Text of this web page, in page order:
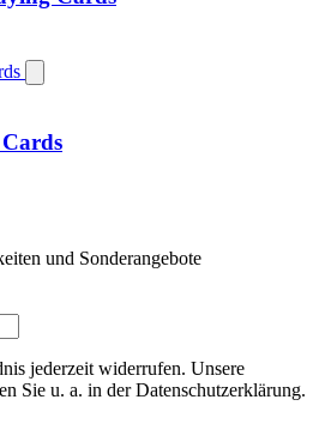
und Sonderangebote
jederzeit widerrufen. Unsere
Sie u. a. in der Datenschutzerklärung.